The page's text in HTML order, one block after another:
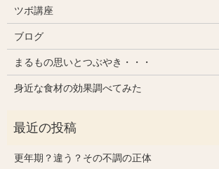
ツボ講座
ブログ
まるもの思いとつぶやき・・・
身近な食材の効果調べてみた
更年期？違う？その不調の正体